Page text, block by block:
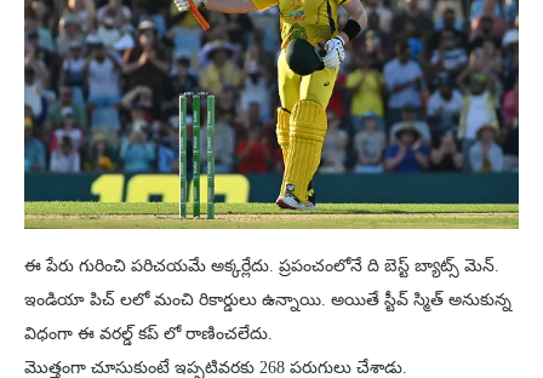
ఈ పేరు గురించి పరిచయమే అక్కర్లేదు. ప్రపంచంలోనే ది బెస్ట్ బ్యాట్స్ మెన్.
ఇండియా పిచ్ లలో మంచి రికార్డులు ఉన్నాయి. అయితే స్టీవ్ స్మిత్ అనుకున్న
విధంగా ఈ వరల్డ్ కప్ లో రాణించలేదు.
మొత్తంగా చూసుకుంటే ఇప్పటివరకు 268 పరుగులు చేశాడు.